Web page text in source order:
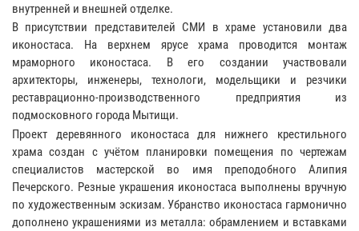
внутренней и внешней отделке.
В присутствии представителей СМИ в храме установили два
иконостаса. На верхнем ярусе храма проводится монтаж
мраморного иконостаса. В его создании участвовали
архитекторы, инженеры, технологи, модельщики и резчики
реставрационно-производственного предприятия из
подмосковного города Мытищи.
Проект деревянного иконостаса для нижнего крестильного
храма создан с учётом планировки помещения по чертежам
специалистов мастерской во имя преподобного Алипия
Печерского. Резные украшения иконостаса выполнены вручную
по художественным эскизам. Убранство иконостаса гармонично
дополнено украшениями из металла: обрамлением и вставками